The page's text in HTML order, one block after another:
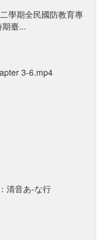
學期全民國防教育專
臺...
3-6.mp4
清音あ-な行